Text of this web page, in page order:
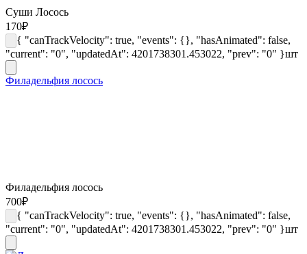
Суши Лосось
170₽
{ "canTrackVelocity": true, "events": {}, "hasAnimated": false,
"current": "0", "updatedAt": 4201738301.453022, "prev": "0" }шт
Филадельфия лосось
Филадельфия лосось
700₽
{ "canTrackVelocity": true, "events": {}, "hasAnimated": false,
"current": "0", "updatedAt": 4201738301.453022, "prev": "0" }шт